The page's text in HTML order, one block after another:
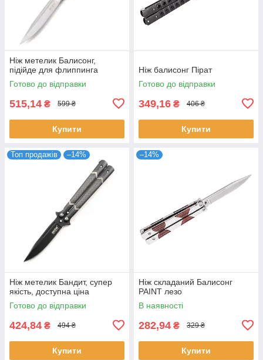
Ніж метелик Балисонг,
підійде для флиппинга
Готово до відправки
515,14 ₴ 599 ₴
Купити
Ніж балисонг Пірат
Готово до відправки
349,16 ₴ 406 ₴
Купити
Топ продажів –14%
Ніж метелик Бандит, супер
якість, доступна ціна
Готово до відправки
424,84 ₴ 494 ₴
Купити
–14%
Ніж складаний Балисонг
PAINT лезо
В наявності
282,94 ₴ 329 ₴
Купити